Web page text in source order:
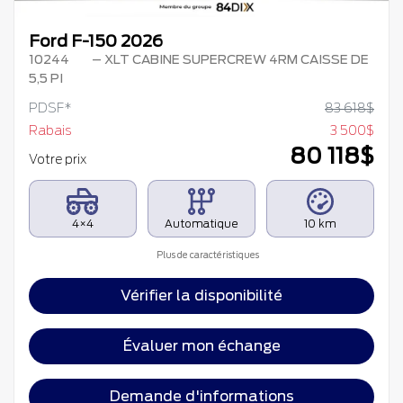
Ford F-150 2026
10244
– XLT CABINE SUPERCREW 4RM CAISSE DE
5,5 PI
PDSF* 83 618$
Rabais
3 500$
Votre prix
80 118$
4×4 Automatique 10 km
Plus de caractéristiques
Vérifier la disponibilité
Évaluer mon échange
Demande d'informations